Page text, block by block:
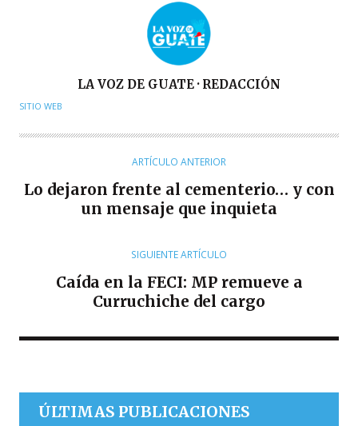
U
O
LA VOZ DE GUATE · REDACCIÓN
SITIO WEB
ARTÍCULO ANTERIOR
Lo dejaron frente al cementerio… y con
un mensaje que inquieta
SIGUIENTE ARTÍCULO
Caída en la FECI: MP remueve a
Curruchiche del cargo
ÚLTIMAS PUBLICACIONES